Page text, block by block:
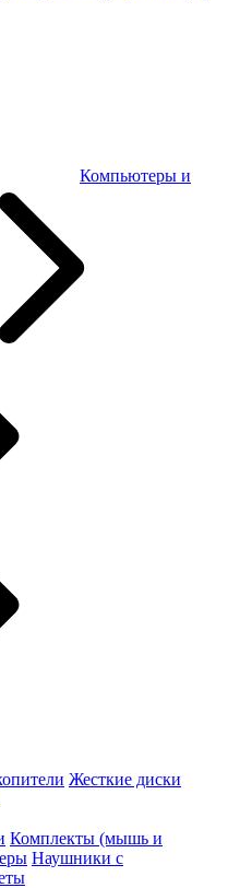
Компьютеры и
Жесткие диски
Комплекты (мышь и
Наушники с